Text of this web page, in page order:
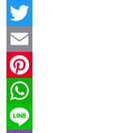
Facebook
Twitter
Email
Pinterest
WhatsApp